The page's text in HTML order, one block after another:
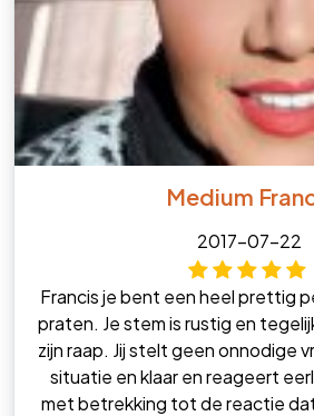
Medium
2017-07-22
Francis je bent een heel prettig
praten. Je stem is rustig en
zijn raap. Jij stelt geen onnodige
situatie en klaar en reageert
met betrekking tot de reactie